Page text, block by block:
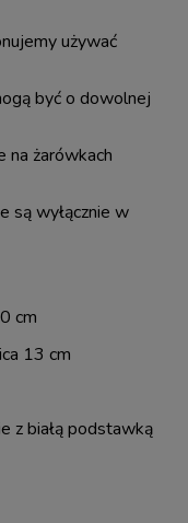
używać
być o dowolnej
na żarówkach
są wyłącznie w
cm
13 cm
z białą podstawką